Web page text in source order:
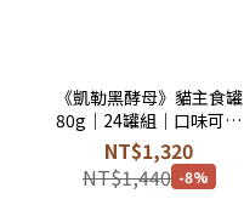
《凱勒黑酵母》貓主食罐
80g｜24罐組｜口味可選
｜Let's Cate X Aureo
NT$1,320
NT$1,440 -8%